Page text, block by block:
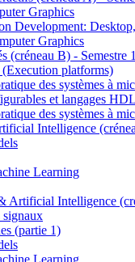
Graphics
Development:
Graphics
(créneau B) - Semestre 1
platforms)
des systèmes à
et langages HDL
des systèmes à
Intelligence
Learning
Artificial Intelligence
signaux
(partie 1)